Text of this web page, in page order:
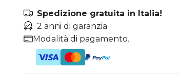
Spedizione gratuita in Italia!
2 anni di garanzia
Modalità di pagamento.